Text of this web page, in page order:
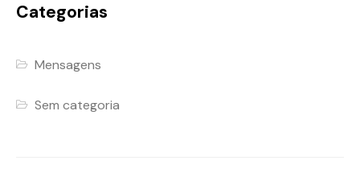
Categorias
Mensagens
Sem categoria